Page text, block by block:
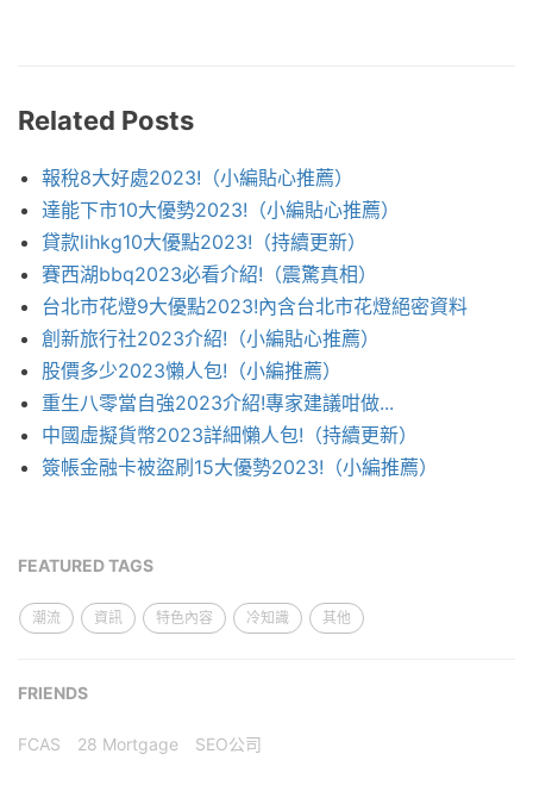
Related Posts
報稅8大好處2023!（小編貼心推薦）
達能下市10大優勢2023!（小編貼心推薦）
貸款lihkg10大優點2023!（持續更新）
賽西湖bbq2023必看介紹!（震驚真相）
台北市花燈9大優點2023!內含台北市花燈絕密資料
創新旅行社2023介紹!（小編貼心推薦）
股價多少2023懶人包!（小編推薦）
重生八零當自強2023介紹!專家建議咁做...
中國虛擬貨幣2023詳細懶人包!（持續更新）
簽帳金融卡被盜刷15大優勢2023!（小編推薦）
FEATURED TAGS
潮流 資訊 特色內容 冷知識 其他
FRIENDS
FCAS 28 Mortgage SEO公司